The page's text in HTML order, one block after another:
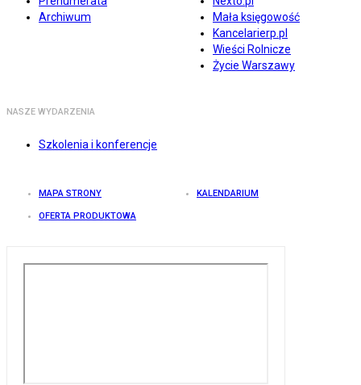
Archiwum
Mała księgowość
Kancelarierp.pl
Wieści Rolnicze
Życie Warszawy
NASZE WYDARZENIA
Szkolenia i konferencje
MAPA STRONY KALENDARIUM
OFERTA PRODUKTOWA